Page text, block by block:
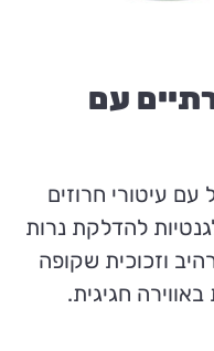
עם
עיטורי חרוזים
להדלקת נרות
וזכוכית שקופה
חגיגית.